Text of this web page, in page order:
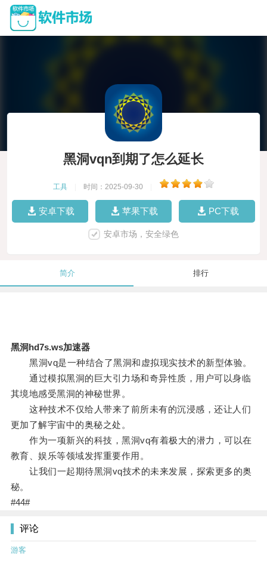
黑洞vqn到期了怎么延长
工具 时间：2025-09-30
安卓下载 苹果下载 PC下载
安卓市场，安全绿色
简介 排行
黑洞hd7s.ws加速器
黑洞vq是一种结合了黑洞和虚拟现实技术的新型体验。
通过模拟黑洞的巨大引力场和奇异性质，用户可以身临
其境地感受黑洞的神秘世界。
这种技术不仅给人带来了前所未有的沉浸感，还让人们
更加了解宇宙中的奥秘之处。
作为一项新兴的科技，黑洞vq有着极大的潜力，可以在
教育、娱乐等领域发挥重要作用。
让我们一起期待黑洞vq技术的未来发展，探索更多的奥
秘。
#44#
评论
游客